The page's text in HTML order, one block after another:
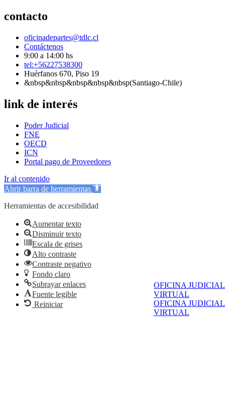
OFICINA JUDICIAL
VIRTUAL
OFICINA JUDICIAL
VIRTUAL
contacto
oficinadepartes@tdlc.cl
Contáctenos
9:00 a 14:00 hs
tel:+56227538300
Huérfanos 670, Piso 19
&nbsp&nbsp&nbsp&nbsp&nbsp(Santiago-Chile)
link de interés
Poder Judicial
FNE
OECD
ICN
Portal pago de Proveedores
Ir al contenido
Abrir barra de herramientas
Herramientas de accesibilidad
Aumentar texto
Disminuir texto
Escala de grises
Alto contraste
Contraste negativo
Fondo claro
Subrayar enlaces
Fuente legible
Reiniciar